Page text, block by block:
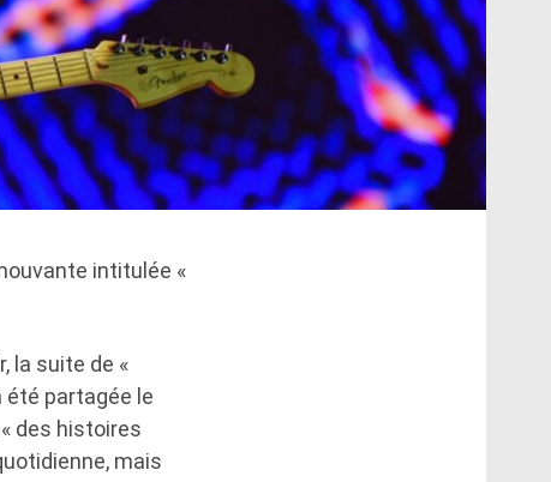
intitulée «
la suite de «
été partagée le
des histoires
mais